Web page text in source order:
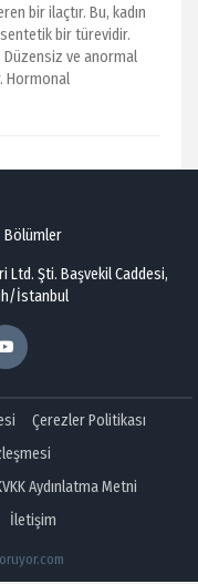
bir ilaçtır. Bu, kadın
bir türevidir.
Düzensiz ve anormal
Hormonal
Bölümler
Ltd. Şti. Başvekil Caddesi,
İstanbul
Çerezler Politikası
Aydınlatma Metni
İletişim